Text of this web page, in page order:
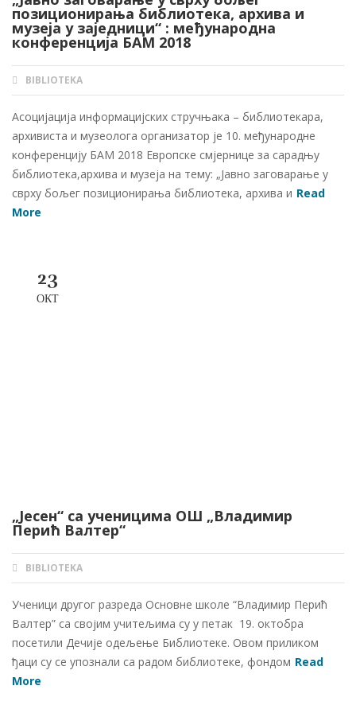
позиционирања библиотека, архива и
музеја у заједници“ : међународна
конференција БАМ 2018
AUTHOR
BIBLIOTEKA
Асоцијација информацијских стручњака – библиотекара,
архивиста и музеолога организатор је 10. међународне
конференцију БАМ 2018 Европске смјернице за сарадњу
библиотека,архива и музеја на тему: „Јавно заговарање у
сврху бољег позиционирања библиотека, архива и Read
More
23
ОКТ
„Јесен“ са ученицима ОШ „Владимир
Перић Валтер“
AUTHOR
BIBLIOTEKA
Ученици другог разреда Основне школе “Владимир Перић
Валтер” са својим учитељима су у петак 19. октобра
посетили Дечије одељење Библиотеке. Овом приликом
ђаци су се упознали са радом библиотеке, фондом Read
More